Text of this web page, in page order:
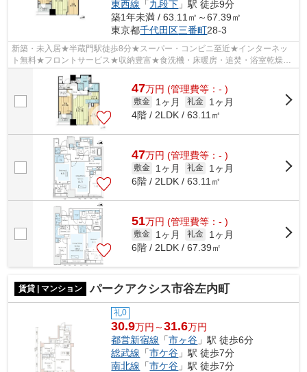
東西線 「九段下 」駅 徒歩9分
築1年未満 / 63.11㎡～67.39㎡
東京都千代田区三番町28-3
新築・未入居★半蔵門駅徒歩8分★スーパー・コンビニ至近★インターネッ
ト無料★フロントサービス★収納豊富★食洗機・床暖房・追焚・浴室乾燥★
47万円 (管理費等：- )
敷金 1ヶ月 礼金
1ヶ月
4階 / 2LDK / 63.11㎡
47万円 (管理費等：- )
敷金 1ヶ月 礼金
1ヶ月
6階 / 2LDK / 63.11㎡
51万円 (管理費等：- )
敷金 1ヶ月 礼金
1ヶ月
6階 / 2LDK / 67.39㎡
賃貸 | マンション パークアクシス市谷左内町
礼0
30.9万円～31.6万円
都営新宿線 「市ヶ谷 」駅 徒歩6分
総武線 「市ケ谷 」駅 徒歩7分
南北線 「市ケ谷 」駅 徒歩7分